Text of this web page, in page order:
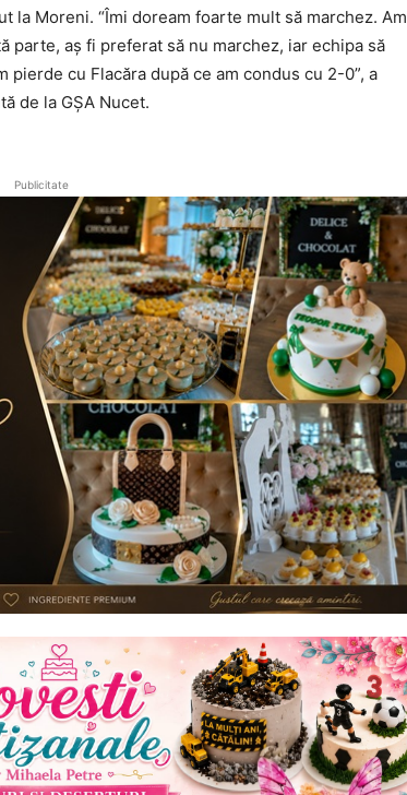
la Moreni. “Îmi doream foarte mult să marchez. Am
parte, aș fi preferat să nu marchez, iar echipa să
cu Flacăra după ce am condus cu 2-0”, a
de la GȘA Nucet.
Publicitate